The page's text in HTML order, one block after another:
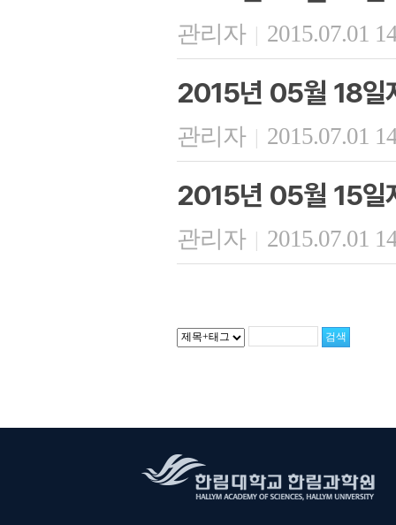
관리자 | 2015.07.01
2015년 05월 18일
관리자 | 2015.07.01
2015년 05월 15일
관리자 | 2015.07.01